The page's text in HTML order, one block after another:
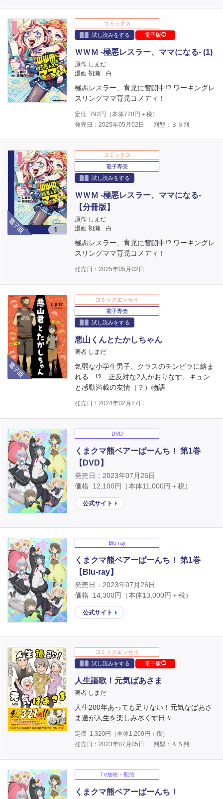
コミックス
試し読みをする
電子版
ＷＷＭ -極悪レスラー、ママになる- (1)
原作 しまだ
漫画 初瀬 白
極悪レスラー、育児に奮闘中!? ワーキングレ
スリングママ育児コメディ！
定価 792 円（本体720円＋税）
発売日：2025年05月02日
判型：Ｂ６判
電子版
コミックス
電子専売
試し読みをする
ＷＷＭ -極悪レスラー、ママになる-
【分冊版】
原作 しまだ
漫画 初瀬 白
極悪レスラー、育児に奮闘中!? ワーキングレ
スリングママ育児コメディ！
発売日：2025年05月02日
電子版
コミックエッセイ
電子専売
試し読みをする
悪山くんとたかしちゃん
著者 しまだ
気弱な小学生男子、クラスのチンピラに絡ま
れる…!? 正反対な2人がおりなす、キュン
と感動満載の友情（？）物語
発売日：2024年02月27日
DVD
くまクマ熊ベアーぱーんち！ 第1巻
【DVD】
発売日：2023年07月26日
価格 12,100円（本体11,000円＋税）
公式サイト
Blu-ray
くまクマ熊ベアーぱーんち！ 第1巻
【Blu-ray】
発売日：2023年07月26日
価格 14,300円（本体13,000円＋税）
公式サイト
コミックエッセイ
試し読みをする
電子版
人生謳歌！元気ばあさま
著者 しまだ
人生200年あっても足りない！元気なばあさ
ま達が人生を楽しみ尽くす日々
定価 1,320円（本体1,200円＋税）
発売日：2023年07月05日
判型：Ａ５判
TV放映・配信
くまクマ熊ベアーぱーんち！